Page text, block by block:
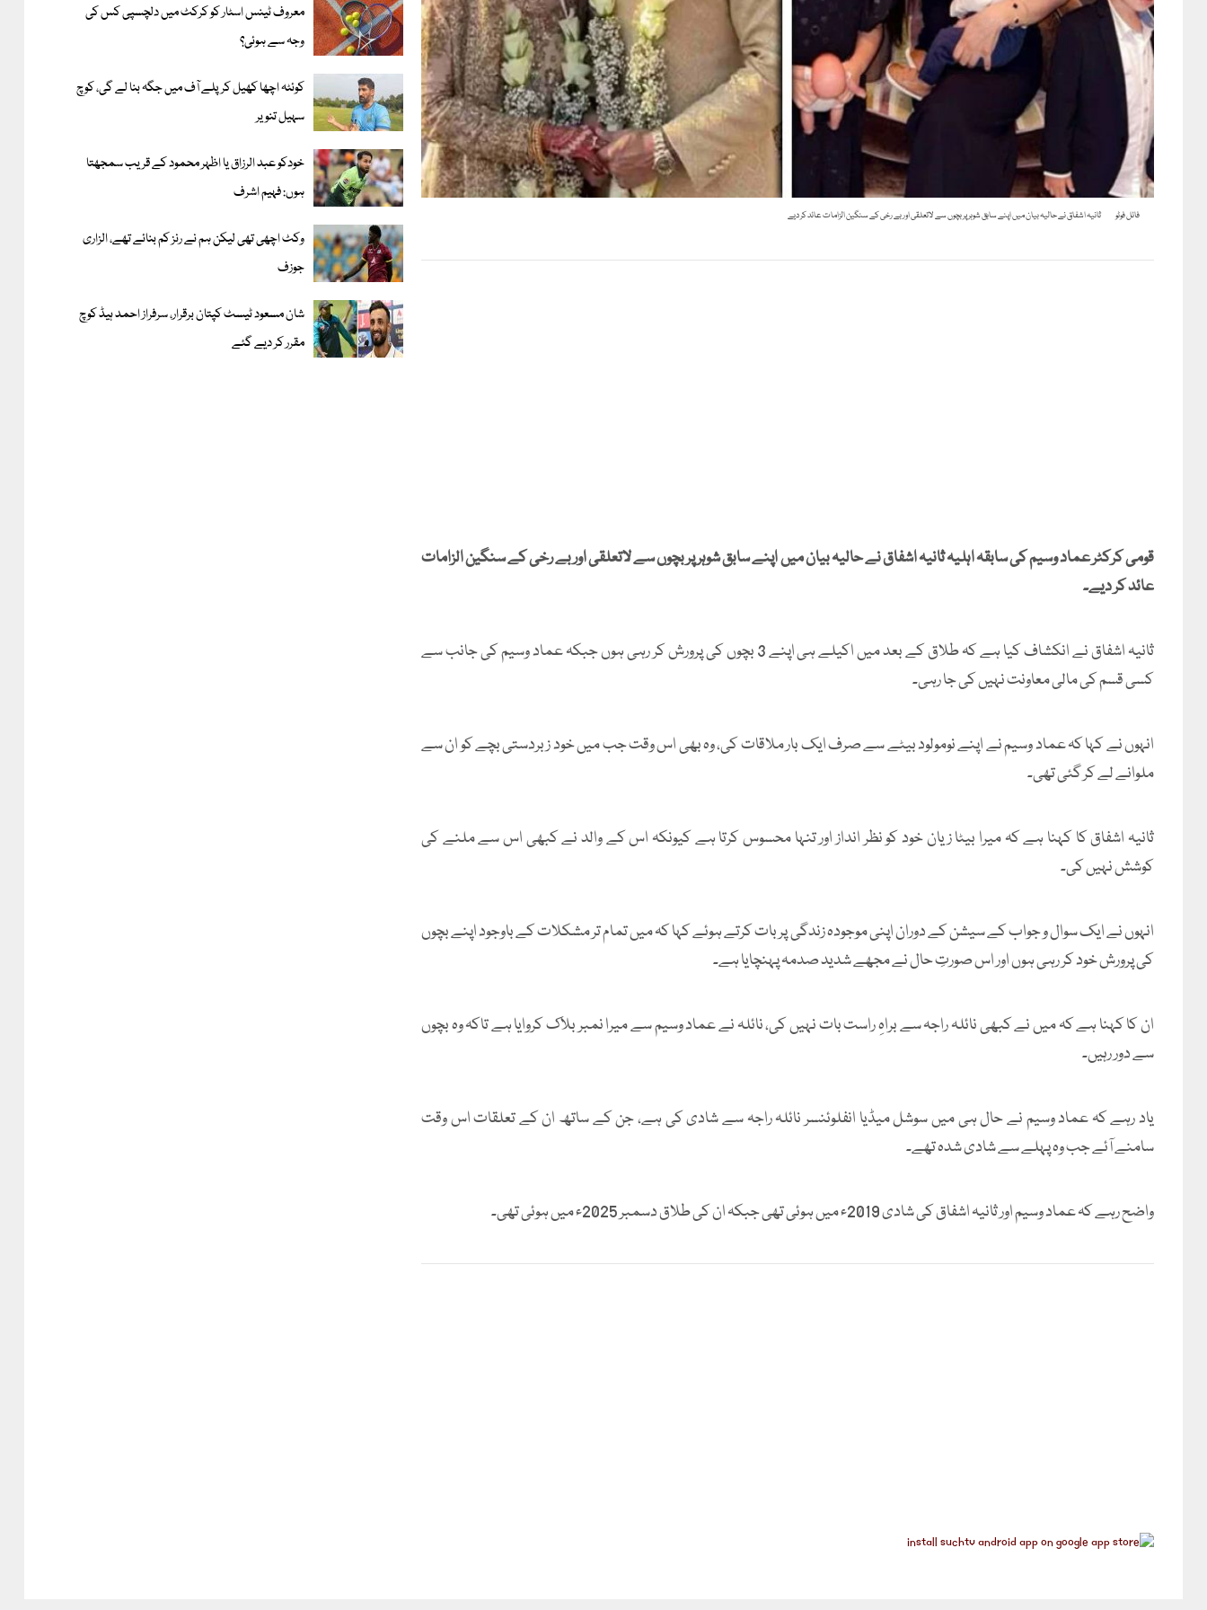
فائل فوٹو ثانیہ اشفاق نے حالیہ بیان میں اپنے سابق شوہر پر بچوں سے لاتعلقی اور بے رخی کے سنگین الزامات عائد کر دیے
قومی کرکٹر عماد وسیم کی سابقہ اہلیہ ثانیہ اشفاق نے حالیہ بیان میں اپنے سابق شوہر پر بچوں سے لاتعلقی اور بے رخی کے سنگین الزامات
عائد کر دیے۔
ثانیہ اشفاق نے انکشاف کیا ہے کہ طلاق کے بعد میں اکیلے ہی اپنے 3 بچوں کی پرورش کر رہی ہوں جبکہ عماد وسیم کی جانب سے
کسی قسم کی مالی معاونت نہیں کی جا رہی۔
انہوں نے کہا کہ عماد وسیم نے اپنے نومولود بیٹے سے صرف ایک بار ملاقات کی، وہ بھی اس وقت جب میں خود زبردستی بچے کو ان سے
ملوانے لے کر گئی تھی۔
ثانیہ اشفاق کا کہنا ہے کہ میرا بیٹا زیان خود کو نظر انداز اور تنہا محسوس کرتا ہے کیونکہ اس کے والد نے کبھی اس سے ملنے کی
کوشش نہیں کی۔
انہوں نے ایک سوال و جواب کے سیشن کے دوران اپنی موجودہ زندگی پر بات کرتے ہوئے کہا کہ میں تمام تر مشکلات کے باوجود اپنے بچوں
کی پرورش خود کر رہی ہوں اور اس صورتِ حال نے مجھے شدید صدمہ پہنچایا ہے۔
ان کا کہنا ہے کہ میں نے کبھی نائلہ راجہ سے براہِ راست بات نہیں کی، نائلہ نے عماد وسیم سے میرا نمبر بلاک کروایا ہے تاکہ وہ بچوں
سے دور رہیں۔
یاد رہے کہ عماد وسیم نے حال ہی میں سوشل میڈیا انفلوئنسر نائلہ راجہ سے شادی کی ہے، جن کے ساتھ ان کے تعلقات اس وقت
سامنے آئے جب وہ پہلے سے شادی شدہ تھے۔
واضح رہے کہ عماد وسیم اور ثانیہ اشفاق کی شادی 2019ء میں ہوئی تھی جبکہ ان کی طلاق دسمبر 2025ء میں ہوئی تھی۔
معروف ٹینس اسٹار کو کرکٹ میں دلچسپی کس کی
وجہ سے ہوئی؟
کوئٹہ اچھا کھیل کر پلے آف میں جگہ بنا لے گی، کوچ
سہیل تنویر
خودکو عبد الرزاق یا اظہر محمود کے قریب سمجھتا
ہوں: فہیم اشرف
وکٹ اچھی تھی لیکن ہم نے رنز کم بنائے تھے، الزاری
جوزف
شان مسعود ٹیسٹ کپتان برقرار، سرفراز احمد ہیڈ کوچ
مقرر کر دیے گئے